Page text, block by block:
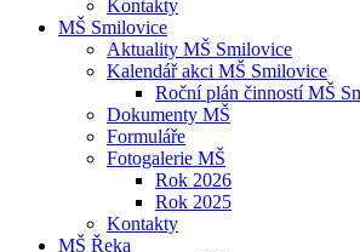
Kontakty
MŠ Smilovice
Aktuality MŠ Smilovice
Kalendář akci MŠ Smilovice
Roční plán činností MŠ
Dokumenty MŠ
Formuláře
Fotogalerie MŠ
Rok 2026
Rok 2025
Kontakty
MŠ Řeka